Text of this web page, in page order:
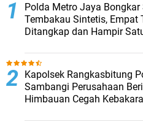
‎Polda Metro Jaya
Tembakau Sintetis, Empat
Ditangkap dan Hampir
Kapolsek Rangkasbitung
Sambangi Perusahaan
Himbauan Cegah